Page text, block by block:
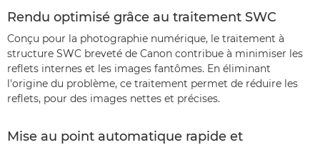
Rendu optimisé grâce au traitement SWC
Conçu pour la photographie numérique, le traitement à
structure SWC breveté de Canon contribue à minimiser les
reflets internes et les images fantômes. En éliminant
l'origine du problème, ce traitement permet de réduire les
reflets, pour des images nettes et précises.
Mise au point automatique rapide et